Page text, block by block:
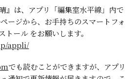
』は、アプリ「編集室水平線」内で
ージから、お手持ちのスマートフォ
トール をお願いします。
appli/
でも読むことができますが、アプリ